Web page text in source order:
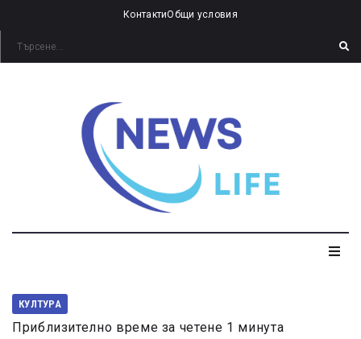
КонтактиОбщи условия
КУЛТУРА
Приблизително време за четене 1 минута